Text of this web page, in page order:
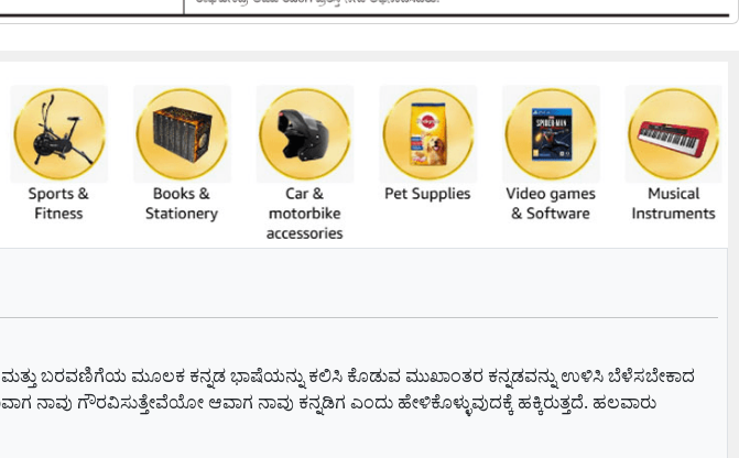
ಮತ್ತು ಬರವಣಿಗೆಯ ಮೂಲಕ ಕನ್ನಡ ಭಾಷೆಯನ್ನು ಕಲಿಸಿ ಕೊಡುವ ಮುಖಾಂತರ ಕನ್ನಡವನ್ನು ಉಳಿಸಿ ಬೆಳೆಸಬೇಕಾದ
ಗೌರವಿಸುತ್ತೇವೆಯೋ ಆವಾಗ ನಾವು ಕನ್ನಡಿಗ ಎಂದು ಹೇಳಿಕೊಳ್ಳುವುದಕ್ಕೆ ಹಕ್ಕಿರುತ್ತದೆ. ಹಲವಾರು